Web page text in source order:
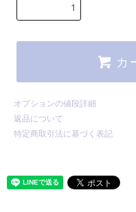
カ
オプションの値段詳細
返品について
特定商取引法に基づく表記